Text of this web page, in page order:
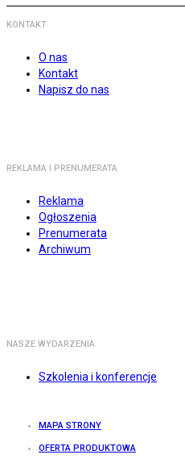
KONTAKT
O nas
Kontakt
Napisz do nas
REKLAMA I PRENUMERATA
Reklama
Ogłoszenia
Prenumerata
Archiwum
NASZE WYDARZENIA
Szkolenia i konferencje
MAPA STRONY
OFERTA PRODUKTOWA